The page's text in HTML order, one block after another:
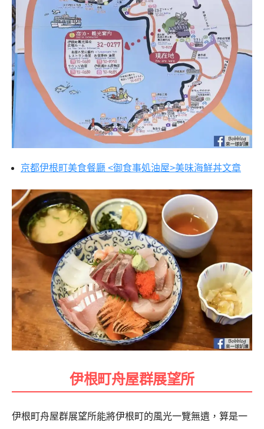
京都伊根町美食餐廳 <御食事処油屋>美味海鮮丼文章
伊根町舟屋群展望所
伊根町舟屋群展望所能將伊根町的風光一覽無遺，算是一